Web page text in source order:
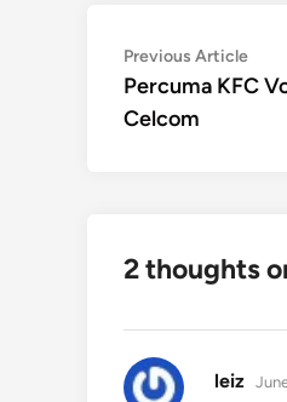
Post
navigation
Previous Article
Percuma KFC
Celcom
2 thoughts
leiz